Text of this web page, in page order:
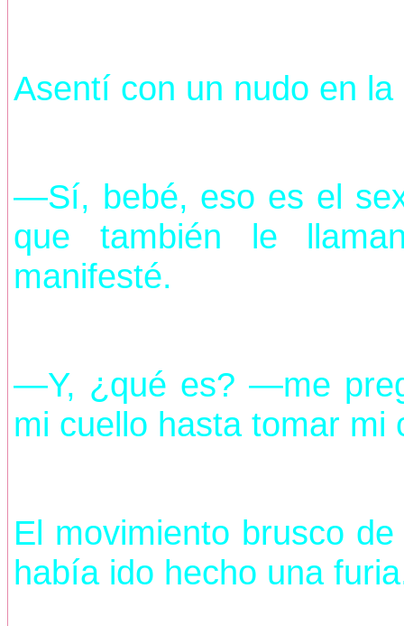
Asentí con un nudo en la
—Sí, bebé, eso es el
que también le
manifesté.
—Y, ¿qué es? —me
mi cuello hasta tomar mi
El movimiento brusco
había ido hecho una